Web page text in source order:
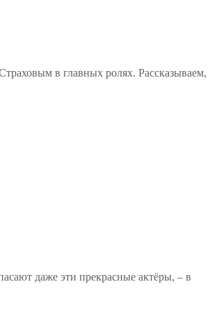
в главных ролях. Рассказываем,
даже эти прекрасные актёры, – в